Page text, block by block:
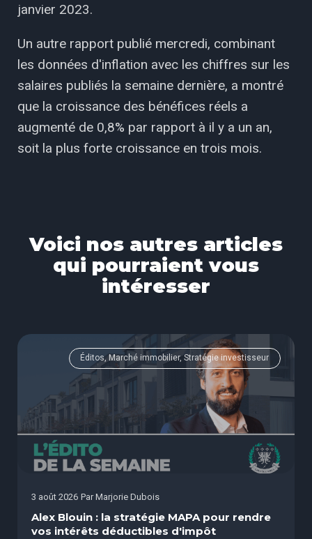
janvier 2023.
Un autre rapport publié mercredi, combinant
les données d'inflation avec les chiffres sur les
salaires publiés la semaine dernière, a montré
que la croissance des bénéfices réels a
augmenté de 0,8% par rapport à il y a un an,
soit la plus forte croissance en trois mois.
Voici nos autres articles
qui pourraient vous
intéresser
Éditos, Marché immobilier, Stratégie investisseur
3 août 2026 Par Marjorie Dubois
Alex Blouin : la stratégie MAPA pour rendre
vos intérêts déductibles d'impôt